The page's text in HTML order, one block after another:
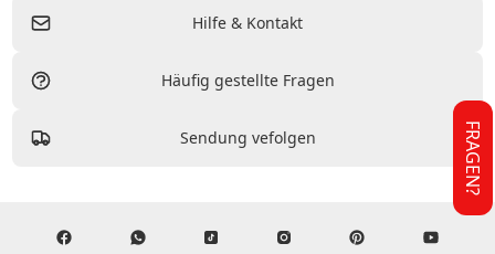
Hilfe & Kontakt
Häufig gestellte Fragen
Sendung vefolgen FRAGEN?